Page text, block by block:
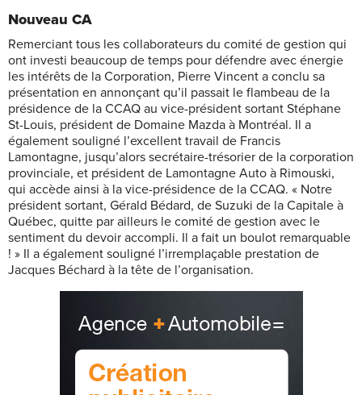
Nouveau CA
Remerciant tous les collaborateurs du comité de gestion qui
ont investi beaucoup de temps pour défendre avec énergie
les intérêts de la Corporation, Pierre Vincent a conclu sa
présentation en annonçant qu’il passait le flambeau de la
présidence de la CCAQ au vice-président sortant Stéphane
St-Louis, président de Domaine Mazda à Montréal. Il a
également souligné l’excellent travail de Francis
Lamontagne, jusqu’alors secrétaire-trésorier de la corporation
provinciale, et président de Lamontagne Auto à Rimouski,
qui accède ainsi à la vice-présidence de la CCAQ. « Notre
président sortant, Gérald Bédard, de Suzuki de la Capitale à
Québec, quitte par ailleurs le comité de gestion avec le
sentiment du devoir accompli. Il a fait un boulot remarquable
! » Il a également souligné l’irremplaçable prestation de
Jacques Béchard à la tête de l’organisation.